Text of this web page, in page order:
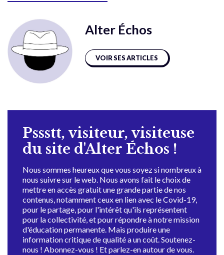
Alter Échos
VOIR SES ARTICLES
Pssstt, visiteur, visiteuse
du site d'Alter Échos !
Nous sommes heureux que vous soyez si nombreux à
nous suivre sur le web. Nous avons fait le choix de
mettre en accès gratuit une grande partie de nos
contenus, notamment ceux en lien avec le Covid-19,
pour le partage, pour l'intérêt qu'ils représentent
pour la collectivité, et pour répondre à notre mission
d'éducation permanente. Mais produire une
information critique de qualité a un coût. Soutenez-
nous ! Abonnez-vous ! Et parlez-en autour de vous.